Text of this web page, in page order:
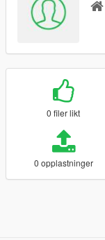
0 filer likt
0 opplastninger